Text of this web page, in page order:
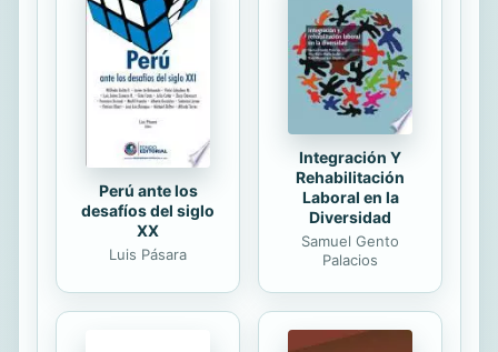
búsqueda personal, de periodismo e
intrigas empresariales, que
transcurre en un momento histórico
poco abordado por la narrativa...
Perú ante los
desafíos del siglo
XX
Luis Pásara
Integración Y
Rehabilitación
Laboral en la
Diversidad
Samuel Gento
Palacios